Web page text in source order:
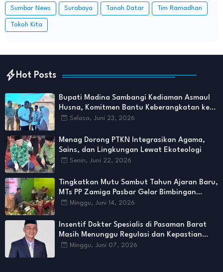
Sumbar News Surabaya Tanah Datar Tim Ramadhan
Tokoh Kita
Hot Posts
Bupati Madina Sambangi Kediaman Asmaul
Husna, Komitmen Bantu Keberangkatan ke
KairoSelasa, Juni 23, 2026
Menag Dorong PTKN Integrasikan Agama,
Sains, dan Lingkungan Lewat Ekoteologi
Senin, Juni 22, 2026
Tingkatkan Mutu Sambut Tahun Ajaran Baru,
MTs PP Zamiga Pasbar Gelar Bimbingan
Intensif bagi Guru
Minggu, Juni 14, 2026
Insentif Dokter Spesialis di Pasaman Barat
Masih Menunggu Regulasi dan Kepastian
Anggaran
Minggu, Juni 07, 2026